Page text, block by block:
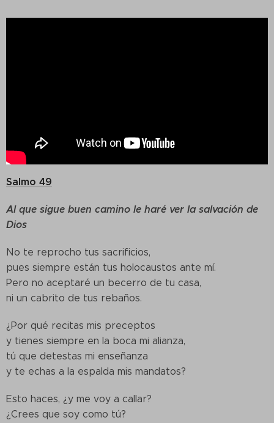
Salmo 49
Al que sigue buen camino le haré ver la salvación de
Dios
No te reprocho tus sacrificios,
pues siempre están tus holocaustos ante mí.
Pero no aceptaré un becerro de tu casa,
ni un cabrito de tus rebaños.
¿Por qué recitas mis preceptos
y tienes siempre en la boca mi alianza,
tú que detestas mi enseñanza
y te echas a la espalda mis mandatos?
Esto haces, ¿y me voy a callar?
¿Crees que soy como tú?